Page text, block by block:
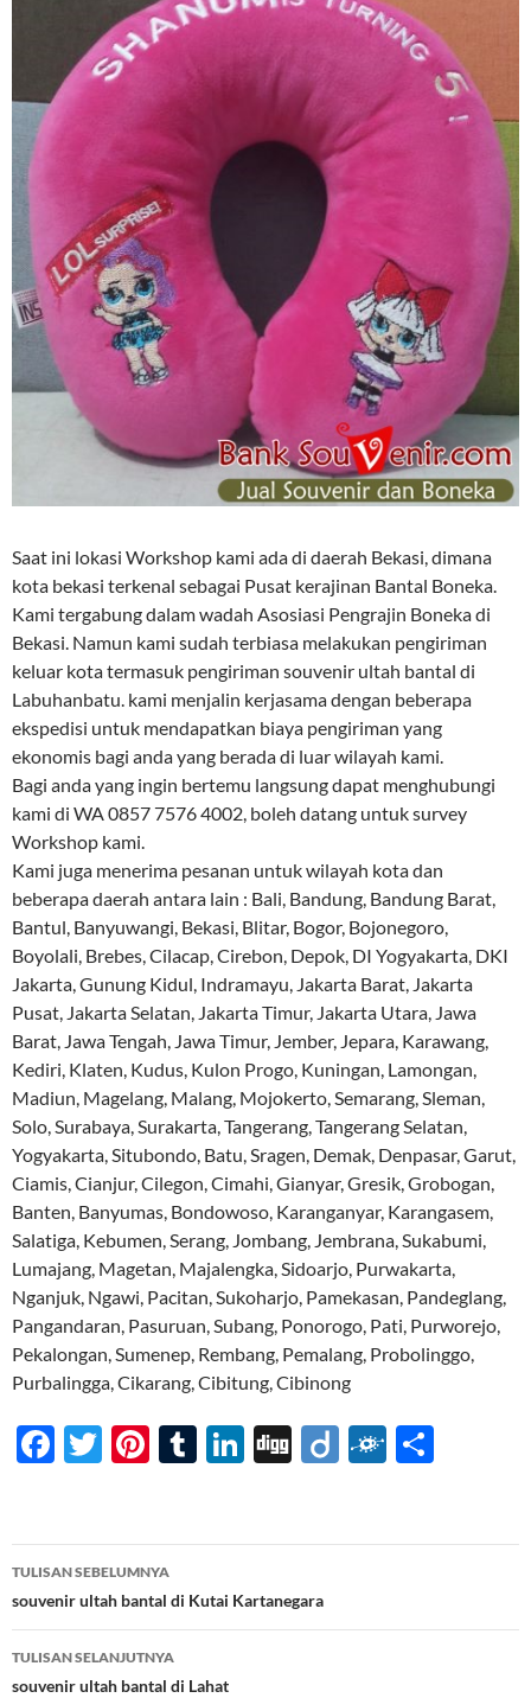
Saat ini lokasi Workshop kami ada di daerah Bekasi, dimana
kota bekasi terkenal sebagai Pusat kerajinan Bantal Boneka.
Kami tergabung dalam wadah Asosiasi Pengrajin Boneka di
Bekasi. Namun kami sudah terbiasa melakukan pengiriman
keluar kota termasuk pengiriman souvenir ultah bantal di
Labuhanbatu. kami menjalin kerjasama dengan beberapa
ekspedisi untuk mendapatkan biaya pengiriman yang
ekonomis bagi anda yang berada di luar wilayah kami.
Bagi anda yang ingin bertemu langsung dapat menghubungi
kami di WA 0857 7576 4002, boleh datang untuk survey
Workshop kami.
Kami juga menerima pesanan untuk wilayah kota dan
beberapa daerah antara lain : Bali, Bandung, Bandung Barat,
Bantul, Banyuwangi, Bekasi, Blitar, Bogor, Bojonegoro,
Boyolali, Brebes, Cilacap, Cirebon, Depok, DI Yogyakarta, DKI
Jakarta, Gunung Kidul, Indramayu, Jakarta Barat, Jakarta
Pusat, Jakarta Selatan, Jakarta Timur, Jakarta Utara, Jawa
Barat, Jawa Tengah, Jawa Timur, Jember, Jepara, Karawang,
Kediri, Klaten, Kudus, Kulon Progo, Kuningan, Lamongan,
Madiun, Magelang, Malang, Mojokerto, Semarang, Sleman,
Solo, Surabaya, Surakarta, Tangerang, Tangerang Selatan,
Yogyakarta, Situbondo, Batu, Sragen, Demak, Denpasar, Garut,
Ciamis, Cianjur, Cilegon, Cimahi, Gianyar, Gresik, Grobogan,
Banten, Banyumas, Bondowoso, Karanganyar, Karangasem,
Salatiga, Kebumen, Serang, Jombang, Jembrana, Sukabumi,
Lumajang, Magetan, Majalengka, Sidoarjo, Purwakarta,
Nganjuk, Ngawi, Pacitan, Sukoharjo, Pamekasan, Pandeglang,
Pangandaran, Pasuruan, Subang, Ponorogo, Pati, Purworejo,
Pekalongan, Sumenep, Rembang, Pemalang, Probolinggo,
Purbalingga, Cikarang, Cibitung, Cibinong
F
b
o
o
k
T
er
Pi
es
t
T
bl
r
Li
e
dI
n
Di Di F
d e
Navigasi
Tulisan
TULISAN SEBELUMNYA
souvenir ultah bantal di Kutai Kartanegara
TULISAN SELANJUTNYA
souvenir ultah bantal di Lahat